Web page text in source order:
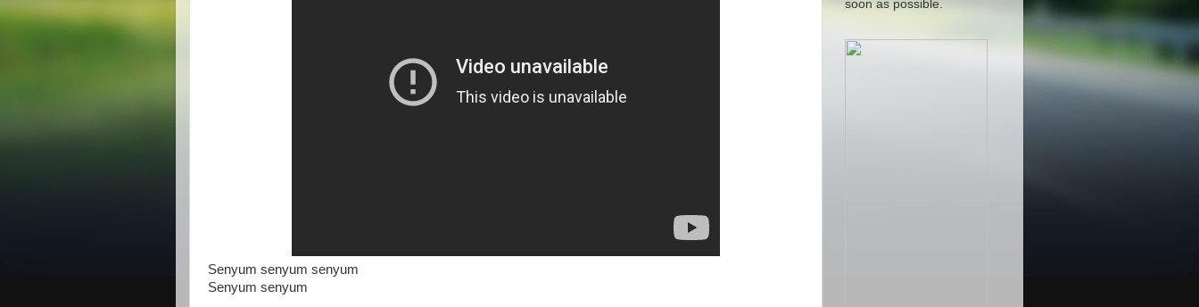
Senyum senyum senyum
Senyum senyum
soon as possible.